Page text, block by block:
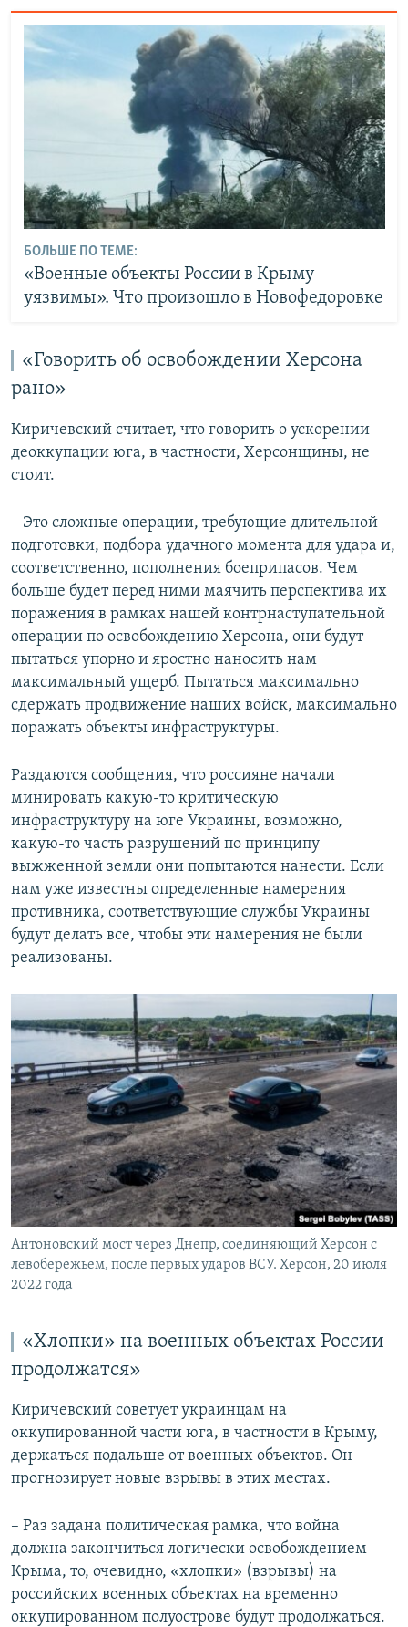
БОЛЬШЕ ПО ТЕМЕ:
«Военные объекты России в Крыму
уязвимы». Что произошло в Новофедоровке
«Говорить об освобождении Херсона
рано»
Киричевский считает, что говорить о ускорении
деоккупации юга, в частности, Херсонщины, не
стоит.
– Это сложные операции, требующие длительной
подготовки, подбора удачного момента для удара и,
соответственно, пополнения боеприпасов. Чем
больше будет перед ними маячить перспектива их
поражения в рамках нашей контрнаступательной
операции по освобождению Херсона, они будут
пытаться упорно и яростно наносить нам
максимальный ущерб. Пытаться максимально
сдержать продвижение наших войск, максимально
поражать объекты инфраструктуры.
Раздаются сообщения, что россияне начали
минировать какую-то критическую
инфраструктуру на юге Украины, возможно,
какую-то часть разрушений по принципу
выжженной земли они попытаются нанести. Если
нам уже известны определенные намерения
противника, соответствующие службы Украины
будут делать все, чтобы эти намерения не были
реализованы.
Антоновский мост через Днепр, соединяющий Херсон с
левобережьем, после первых ударов ВСУ. Херсон, 20 июля
2022 года
«Хлопки» на военных объектах России
продолжатся»
Киричевский советует украинцам на
оккупированной части юга, в частности в Крыму,
держаться подальше от военных объектов. Он
прогнозирует новые взрывы в этих местах.
– Раз задана политическая рамка, что война
должна закончиться логически освобождением
Крыма, то, очевидно, «хлопки» (взрывы) на
российских военных объектах на временно
оккупированном полуострове будут продолжаться.